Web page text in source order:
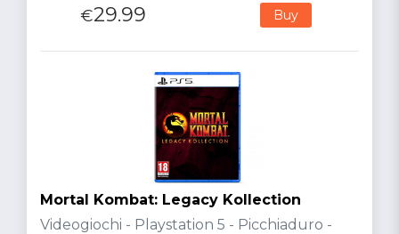
€29.99 Buy
Mortal Kombat: Legacy Kollection
Videogiochi - Playstation 5 - Picchiaduro -